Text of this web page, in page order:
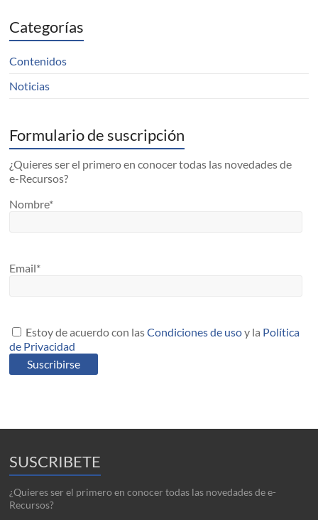
Categorías
Contenidos
Noticias
Formulario de suscripción
¿Quieres ser el primero en conocer todas las novedades de
e-Recursos?
Nombre*
Email*
Estoy de acuerdo con lasCondiciones de usoy la Política
de Privacidad
SUSCRIBETE
¿Quieres ser el primero en conocer todas las novedades de e-
Recursos?